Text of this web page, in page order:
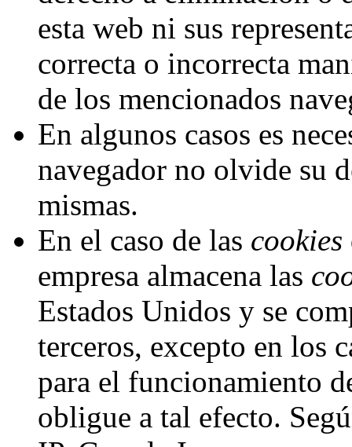
esta web ni sus
correcta o incorrecta
de los mencionados
En algunos casos es
navegador no olvide su
mismas.
En el caso de las cookies
empresa almacena las
Estados Unidos y se
terceros, excepto en los
para el funcionamiento
obligue a tal efecto.